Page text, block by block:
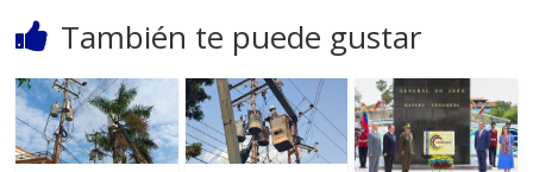
También te puede gustar